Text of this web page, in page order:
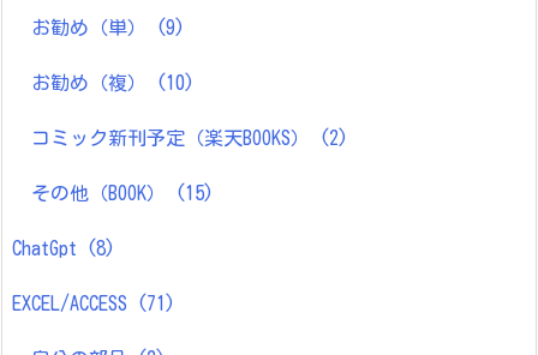
お勧め（単） (9)
お勧め（複） (10)
コミック新刊予定（楽天BOOKS） (2)
その他（BOOK） (15)
ChatGpt (8)
EXCEL/ACCESS (71)